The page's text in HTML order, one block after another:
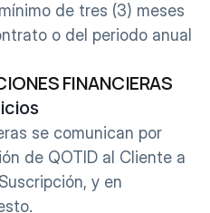
de tres (3) meses
o del periodo anual
FINANCIERAS
se comunican por
de QOTID al Cliente a
y en